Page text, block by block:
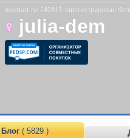
портрет № 242813 зарегистрирован
julia-dem
Блог( 5829 )